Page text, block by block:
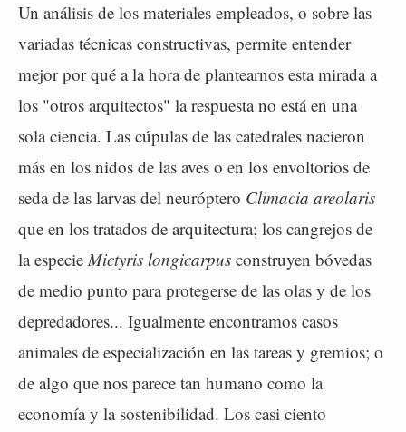
Un análisis de los materiales empleados, o sobre las
variadas técnicas constructivas, permite entender
mejor por qué a la hora de plantearnos esta mirada a
los "otros arquitectos" la respuesta no está en una
sola ciencia. Las cúpulas de las catedrales nacieron
más en los nidos de las aves o en los envoltorios de
seda de las larvas del neuróptero Climacia areolaris
que en los tratados de arquitectura; los cangrejos de
la especieMictyris longicarpus construyen bóvedas
de medio punto para protegerse de las olas y de los
depredadores... Igualmente encontramos casos
animales de especialización en las tareas y gremios; o
de algo que nos parece tan humano como la
economía y la sostenibilidad. Los casi ciento